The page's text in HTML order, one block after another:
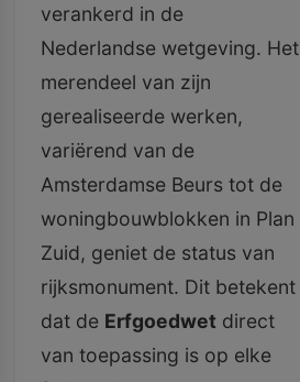
verankerd in de
Nederlandse wetgeving. Het
merendeel van zijn
gerealiseerde werken,
variërend van de
Amsterdamse Beurs tot de
woningbouwblokken in Plan
Zuid, geniet de status van
rijksmonument. Dit betekent
dat de Erfgoedwet direct
van toepassing is op elke